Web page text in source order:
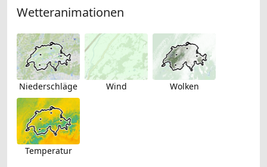
Wetteranimationen
Niederschläge Wind Wolken
Temperatur